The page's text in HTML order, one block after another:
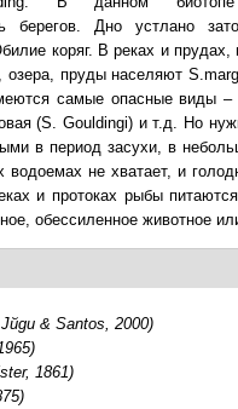
берегов. Дно устлано
коряг. В реках и
озера, пруды населяют
самые опасные виды –
(S. Gouldingi) и т.д. Но
в период засухи, в
водоемах не хватает, и
и протоках рыбы
обессиленное животное
& Santos, 2000)
1861)